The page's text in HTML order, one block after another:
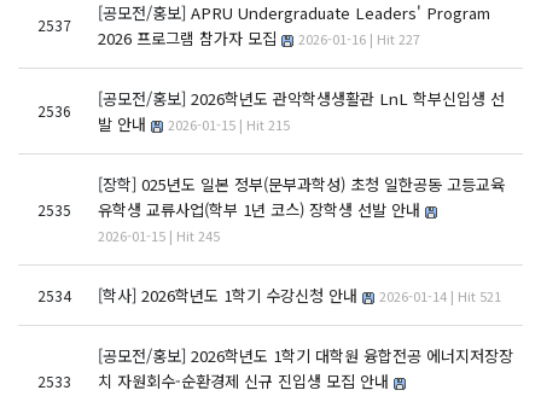
2537
[공모전/홍보] APRU Undergraduate Leaders' Program
2026 프로그램 참가자 모집
2026-01-16 | Hit 227
2536
[공모전/홍보] 2026학년도 관악학생생활관 LnL 학부신입생 선
발 안내
2026-01-15 | Hit 215
2535
[장학] 025년도 일본 정부(문부과학성) 초청 일한공동 고등교육
유학생 교류사업(학부 1년 코스) 장학생 선발 안내
2026-01-15 | Hit 245
2534 [학사] 2026학년도 1학기 수강신청 안내 2026-01-14 | Hit 521
2533
[공모전/홍보] 2026학년도 1학기 대학원 융합전공 에너지저장장
치 자원회수-순환경제 신규 진입생 모집 안내